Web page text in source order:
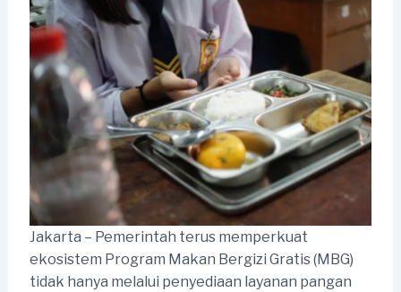
Jakarta – Pemerintah terus memperkuat
ekosistem Program Makan Bergizi Gratis (MBG)
tidak hanya melalui penyediaan layanan pangan